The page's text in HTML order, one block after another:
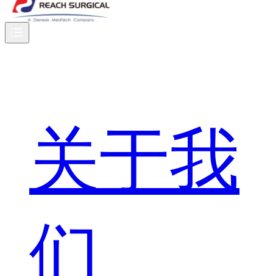
关于我
们